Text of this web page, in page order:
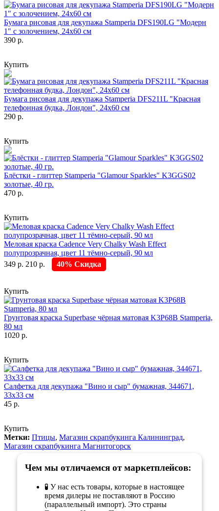
Бумага рисовая для декупажа Stamperia DFS190LG "Модерн
1" с золочением, 24х60 см
390 р.
Купить
Бумага рисовая для декупажа Stamperia DFS211L "Красная
телефонная будка, Лондон", 24х60 см
290 р.
Купить
Блёстки - глиттер Stamperia "Glamour Sparkles" K3GGS02
золотые, 40 гр.
470 р.
Купить
Меловая краска Cadence Very Chalky Wash Effect
полупрозрачная, цвет 11 тёмно-серый, 90 мл
349 р. 210 р. 40% Скидка
Купить
Грунтовая краска Superbase чёрная матовая K3P68B Stamperia,
80 мл
1020 р.
Купить
Салфетка для декупажа "Вино и сыр" бумажная, 344671,
33х33 см
45 р.
Купить
Метки: Птицы, Магазин скрапбукинга Калининград,
Магазин скрапбукинга Магнитогорск
Чем мы отличаемся от маркетплейсов:
🧪 У нас есть товары, которые в настоящее
время дилеры не поставляют в Россию
(параллельный импорт). Это страны